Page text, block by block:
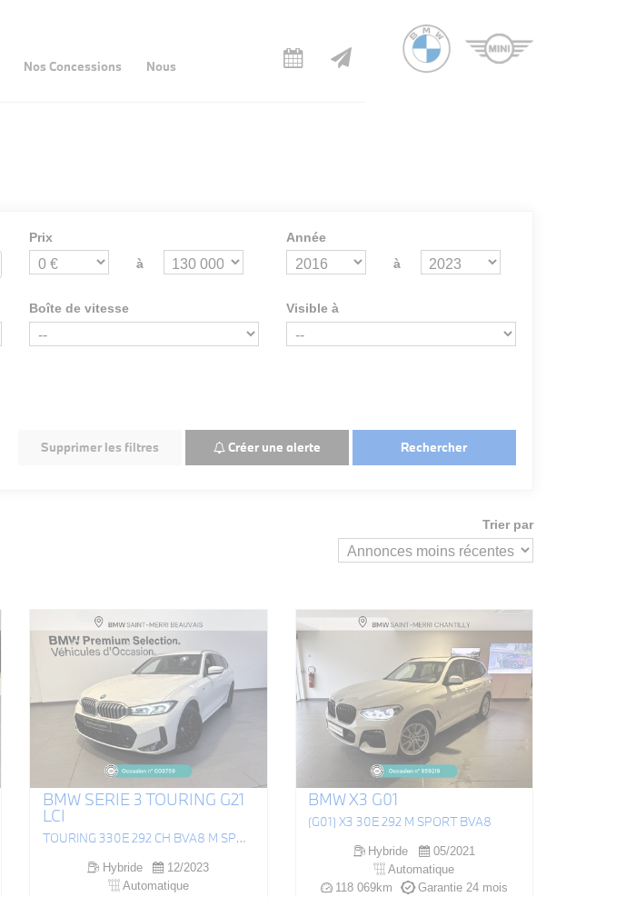
Nos Concessions
Nous
Prix
à
Année
à
Boîte de vitesse Visible à
Supprimer les filtres Créer une alerte Rechercher
Trier par
BMW SERIE 3 TOURING G21
LCI
TOURING 330E 292 CH BVA8 M SPORT
Hybride
12/2023
Automatique
BMW X3 G01
(G01) X3 30E 292 M SPORT BVA8
Hybride
05/2021
Automatique
118 069km
Garantie 24 mois